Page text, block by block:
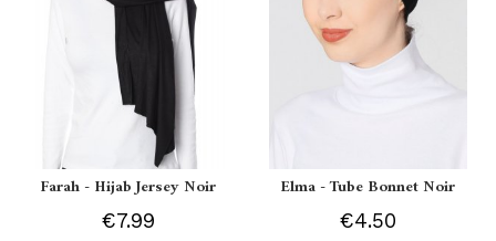
Farah - Hijab Jersey Noir
€7.99
Elma - Tube Bonnet Noir
€4.50